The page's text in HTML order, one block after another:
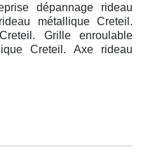
dépannage rideau
métallique Creteil.
Grille enroulable
Creteil. Axe rideau